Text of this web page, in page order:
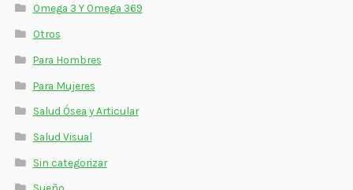
Omega 3 Y Omega 369
Otros
Para Hombres
Para Mujeres
Salud Ósea y Articular
Salud Visual
Sin categorizar